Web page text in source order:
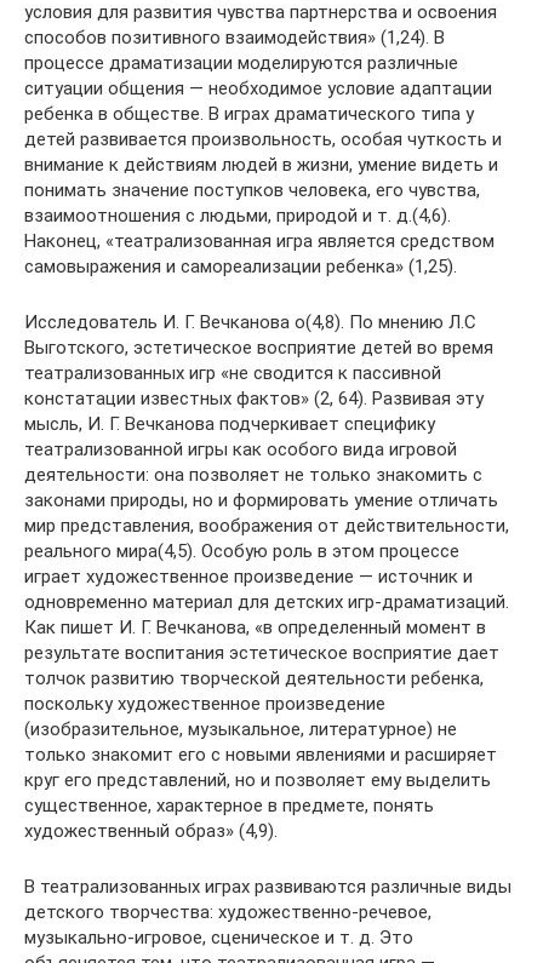
условия для развития чувства партнерства и освоения
способов позитивного взаимодействия» (1,24). В
процессе драматизации моделируются различные
ситуации общения — необходимое условие адаптации
ребенка в обществе. В играх драматического типа у
детей развивается произвольность, особая чуткость и
внимание к действиям людей в жизни, умение видеть и
понимать значение поступков человека, его чувства,
взаимоотношения с людьми, природой и т. д.(4,6).
Наконец, «театрализованная игра является средством
самовыражения и самореализации ребенка» (1,25).
Исследователь И. Г. Вечканова о(4,8). По мнению Л.С
Выготского, эстетическое восприятие детей во время
театрализованных игр «не сводится к пассивной
констатации известных фактов» (2, 64). Развивая эту
мысль, И. Г. Вечканова подчеркивает специфику
театрализованной игры как особого вида игровой
деятельности: она позволяет не только знакомить с
законами природы, но и формировать умение отличать
мир представления, воображения от действительности,
реального мира(4,5). Особую роль в этом процессе
играет художественное произведение — источник и
одновременно материал для детских игр-драматизаций.
Как пишет И. Г. Вечканова, «в определенный момент в
результате воспитания эстетическое восприятие дает
толчок развитию творческой деятельности ребенка,
поскольку художественное произведение
(изобразительное, музыкальное, литературное) не
только знакомит его с новыми явлениями и расширяет
круг его представлений, но и позволяет ему выделить
существенное, характерное в предмете, понять
художественный образ» (4,9).
В театрализованных играх развиваются различные виды
детского творчества: художественно-речевое,
музыкально-игровое, сценическое и т. д. Это